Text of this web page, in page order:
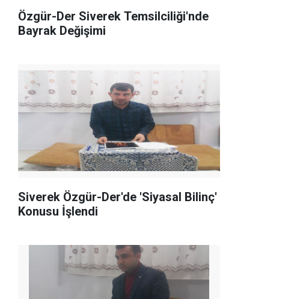
Özgür-Der Siverek Temsilciliği'nde
Bayrak Değişimi
Siverek Özgür-Der'de 'Siyasal Bilinç'
Konusu İşlendi